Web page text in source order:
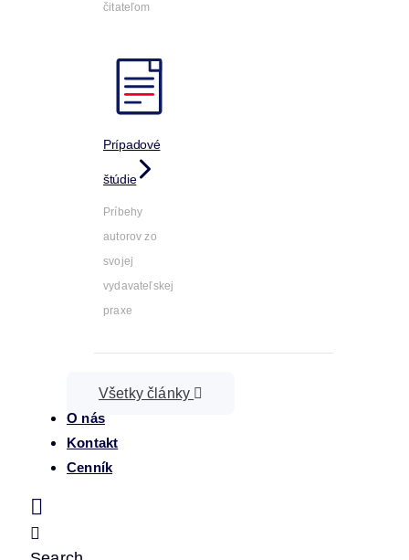
čitateľom
Prípadové
štúdie
Príbehy
autorov zo
svojej
vydavateľskej
praxe
Všetky články
O nás
Kontakt
Cenník